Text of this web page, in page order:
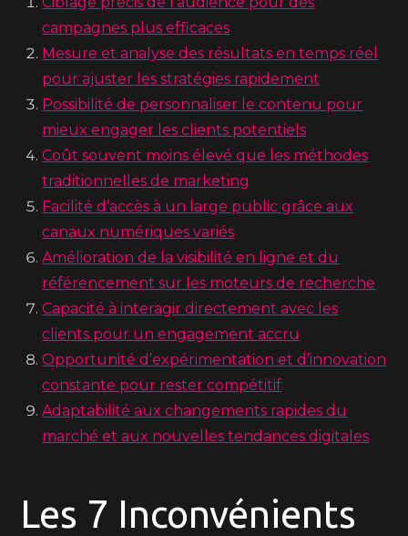
campagnes plus efficaces
Mesure et analyse des résultats en temps réel
pour ajuster les stratégies rapidement
Possibilité de personnaliser le contenu pour
mieux engager les clients potentiels
Coût souvent moins élevé que les méthodes
traditionnelles de marketing
Facilité d’accès à un large public grâce aux
canaux numériques variés
Amélioration de la visibilité en ligne et du
référencement sur les moteurs de recherche
Capacité à interagir directement avec les
clients pour un engagement accru
Opportunité d’expérimentation et d’innovation
constante pour rester compétitif
Adaptabilité aux changements rapides du
marché et aux nouvelles tendances digitales
Les 7 Inconvénients